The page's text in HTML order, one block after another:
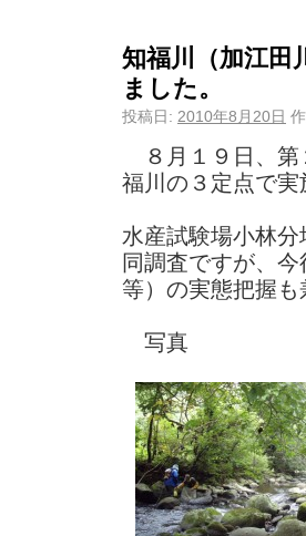
知福川（加江田
ました。
投稿日: 2010年8月20日
８月１９日、第
福川の３定点で実
水産試験場小林
同調査ですが、
等）の実態把握
写真